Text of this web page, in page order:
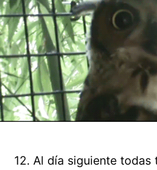
12. Al día siguiente todas